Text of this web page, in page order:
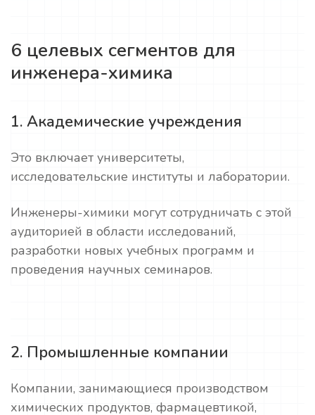
6 целевых сегментов для
инженера-химика
1. Академические учреждения
Это включает университеты,
исследовательские институты и лаборатории.
Инженеры-химики могут сотрудничать с этой
аудиторией в области исследований,
разработки новых учебных программ и
проведения научных семинаров.
2. Промышленные компании
Компании, занимающиеся производством
химических продуктов, фармацевтикой,